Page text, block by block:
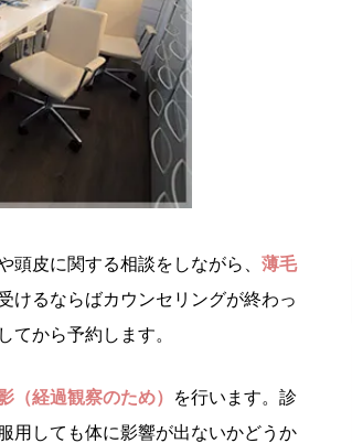
頭皮に関する相談をしながら、 薄毛
けるならばカウンセリングが終わっ
てから予約します。
（経過観察のため）
を行います。診
用しても体に影響が出ないかどうか